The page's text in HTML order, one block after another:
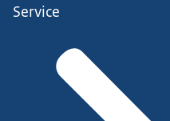
Service